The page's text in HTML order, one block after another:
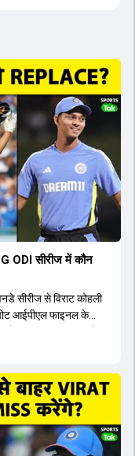
ODI सीरीज में कौन
सीरीज से विराट कोहली
आईपीएल फाइनल के
पर भी अभी सवाल हैं,
खोजना जरूरी है। इस
एक मजबूत विकल्प हैं। संजू
से ज्यादा का औसत है।
उनके बैटिंग ऑर्डर पर
ए औसत वाले देवदत्त
मैनेजमेंट स्क्वाड में पहले से